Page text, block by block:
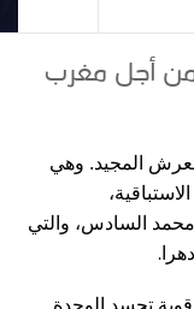
من أجل مغرب
بعيد العرش المجيد. وهي
محمد السادس، والتي
.